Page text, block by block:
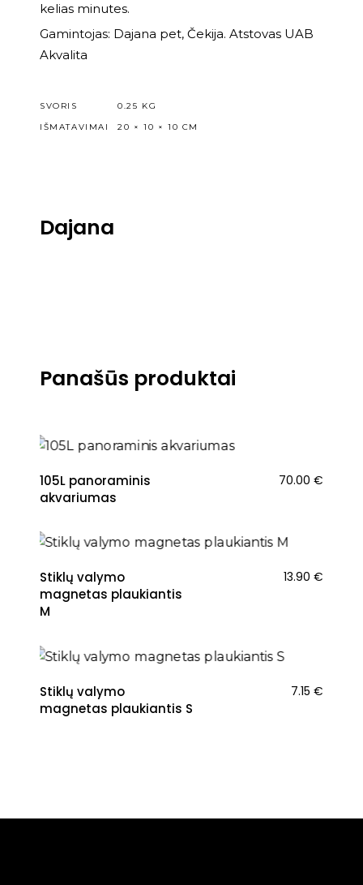
kelias minutes.
Gamintojas: Dajana pet, Čekija. Atstovas UAB
Akvalita
SVORIS
0.25 KG
IŠMATAVIMAI
20 × 10 × 10 CM
Dajana
Panašūs produktai
105L panoraminis
akvariumas
70.00 €
Stiklų valymo
magnetas plaukiantis
M
13.90 €
Stiklų valymo
magnetas plaukiantis S
7.15 €